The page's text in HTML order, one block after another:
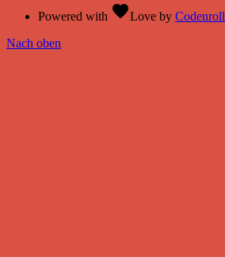
Powered with favoriteLove by Codenroll
Nach oben